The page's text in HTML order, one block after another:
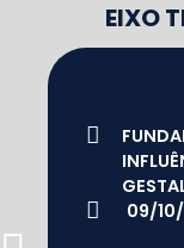
EIXO
09/